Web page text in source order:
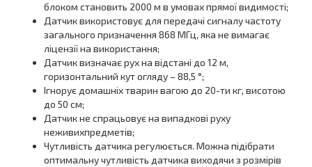
блоком становить 2000 м в умовах прямої видимості;
Датчик використовує для передачі сигналу частоту
загального призначення 868 МГц, яка не вимагає
ліцензії на використання;
Датчик визначає рух на відстані до 12 м,
горизонтальний кут огляду – 88,5 °;
Ігнорує домашніх тварин вагою до 20-ти кг, висотою
до 50 см;
Датчик не спрацьовує на випадкові руху
неживихпредметів;
Чутливість датчика регулюється. Можна підібрати
оптимальну чутливість датчика виходячи з розмірів